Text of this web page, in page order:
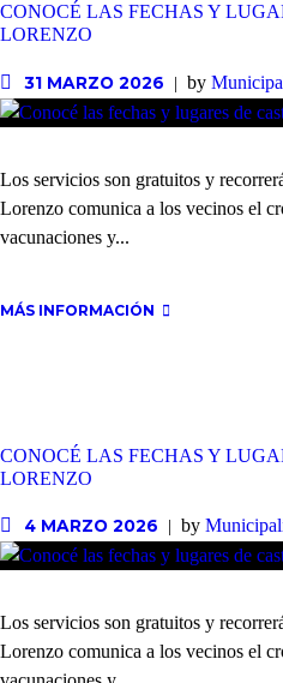
CONOCÉ LAS FECHAS Y
LORENZO
31 MARZO 2026 by
Los servicios son gratuitos y
Lorenzo comunica a los vecinos el
vacunaciones y...
MÁS INFORMACIÓN
CONOCÉ LAS FECHAS Y
LORENZO
4 MARZO 2026 by
Los servicios son gratuitos y
Lorenzo comunica a los vecinos el